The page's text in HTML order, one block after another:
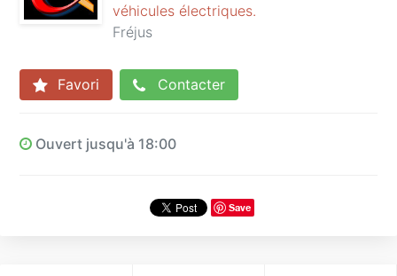
véhicules électriques.
Fréjus
Favori Contacter
Ouvert jusqu'à 18:00
Save